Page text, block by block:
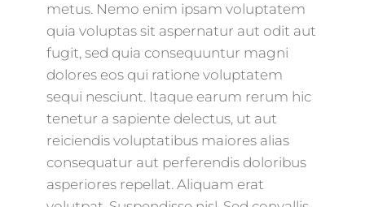
metus. Nemo enim ipsam voluptatem
quia voluptas sit aspernatur aut odit aut
fugit, sed quia consequuntur magni
dolores eos qui ratione voluptatem
sequi nesciunt. Itaque earum rerum hic
tenetur a sapiente delectus, ut aut
reiciendis voluptatibus maiores alias
consequatur aut perferendis doloribus
asperiores repellat. Aliquam erat